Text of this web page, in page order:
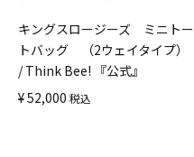
キングスロージーズ ミニトー
トバッグ （2ウェイタイプ）
/ Think Bee! 『公式』
¥52,000 税込